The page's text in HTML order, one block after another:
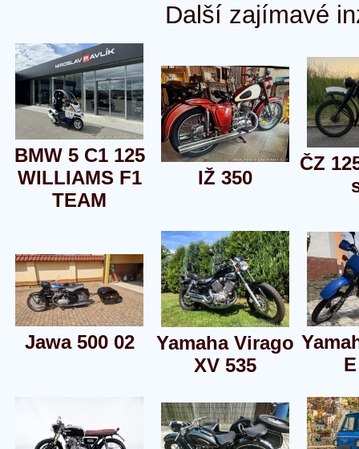
Další zajímavé
BMW 5 C1 125
WILLIAMS F1
TEAM
IŽ 350
ČZ
Jawa 500 02
Yamaha Virago
XV 535